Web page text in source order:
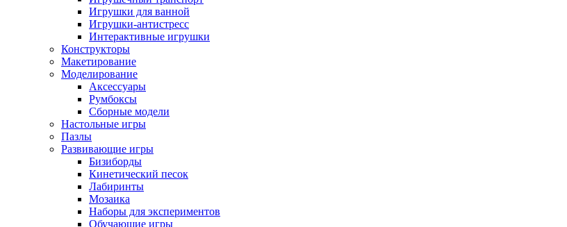
Игрушки для ванной
Игрушки-антистресс
Интерактивные игрушки
Конструкторы
Макетирование
Моделирование
Аксессуары
Румбоксы
Сборные модели
Настольные игры
Пазлы
Развивающие игры
Бизиборды
Кинетический песок
Лабиринты
Мозаика
Наборы для экспериментов
Обучающие игры